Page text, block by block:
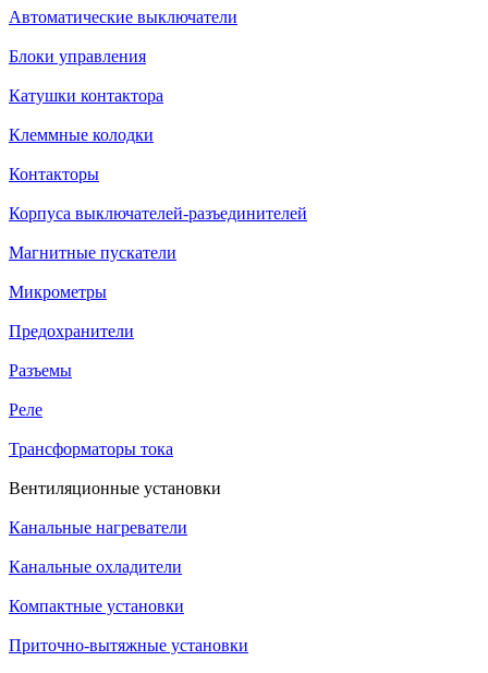
Автоматические выключатели
Блоки управления
Катушки контактора
Клеммные колодки
Контакторы
Корпуса выключателей-разъединителей
Магнитные пускатели
Микрометры
Предохранители
Разъемы
Реле
Трансформаторы тока
Вентиляционные установки
Канальные нагреватели
Канальные охладители
Компактные установки
Приточно-вытяжные установки